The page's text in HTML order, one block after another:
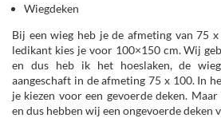
Wiegdeken
Bij een wieg heb je de afmeting van 75
ledikant kies je voor 100×150 cm. Wij
en dus heb ik het hoeslaken, de
aangeschaft in de afmeting 75 x 100. In
je kiezen voor een gevoerde deken.
en dus hebben wij een ongevoerde deken